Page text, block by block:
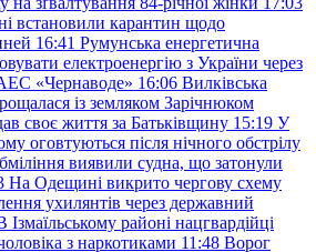
встановили карантин щодо
16:41 Румунська енергетична
електроенергію з України через
«Чернаводе» 16:06 Вилківська
із земляком Зарічнюком
своє життя за Батьківщину 15:19 У
оговтуються після нічного обстрілу
виявили судна, що затонули
На Одещині викрито чергову схему
ухилянтів через державний
Ізмаїльському районі нацгвардійці
з наркотиками 11:48 Ворог